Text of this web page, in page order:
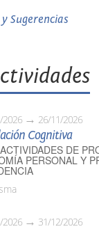
Sugerencias
2026 26/11/2026
Cognitiva
DE
PERSONAL Y
2026 31/12/2026